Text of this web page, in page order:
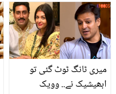
کی دعوت دیتے ہوئے اور کیا
کہا؟ ویڈیو
میری ٹانگ ٹوٹ گئی تو
ابھیشیک نے.. وویک